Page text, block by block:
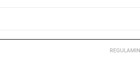
REGULAMIN